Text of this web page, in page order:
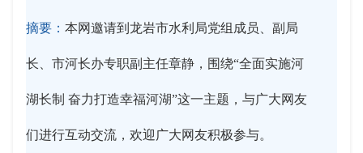
摘要： 本网邀请到龙岩市水利局党组成员、副局
长、市河长办专职副主任章静，围绕“全面实施河
湖长制 奋力打造幸福河湖”这一主题，与广大网友
们进行互动交流，欢迎广大网友积极参与。